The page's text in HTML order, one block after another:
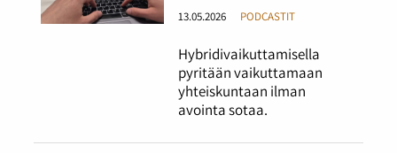
13.05.2026 PODCASTIT
Hybridivaikuttamisella
pyritään vaikuttamaan
yhteiskuntaan ilman
avointa sotaa.